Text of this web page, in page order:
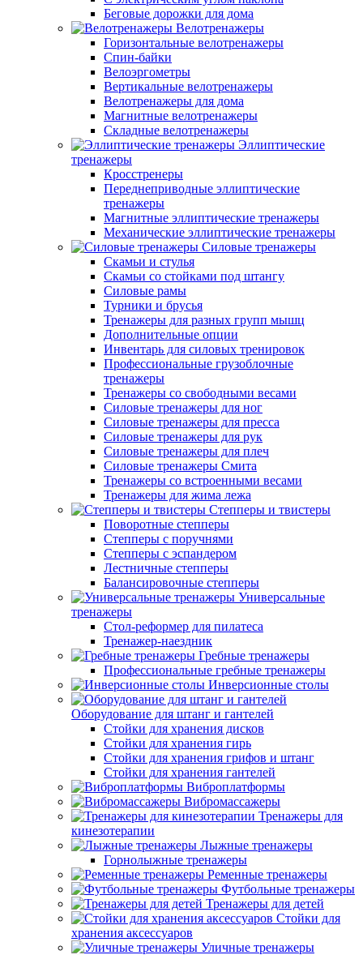
Беговые дорожки для дома
Велотренажеры
Горизонтальные велотренажеры
Спин-байки
Велоэргометры
Вертикальные велотренажеры
Велотренажеры для дома
Магнитные велотренажеры
Складные велотренажеры
Эллиптические
тренажеры
Кросстренеры
Переднеприводные эллиптические
тренажеры
Магнитные эллиптические тренажеры
Механические эллиптические тренажеры
Силовые тренажеры
Скамьи и стулья
Скамьи со стойками под штангу
Силовые рамы
Турники и брусья
Тренажеры для разных групп мышц
Дополнительные опции
Инвентарь для силовых тренировок
Профессиональные грузоблочные
тренажеры
Тренажеры со свободными весами
Силовые тренажеры для ног
Силовые тренажеры для пресса
Силовые тренажеры для рук
Силовые тренажеры для плеч
Силовые тренажеры Смита
Тренажеры со встроенными весами
Тренажеры для жима лежа
Степперы и твистеры
Поворотные степперы
Степперы с поручнями
Степперы с эспандером
Лестничные степперы
Балансировочные степперы
Универсальные
тренажеры
Стол-реформер для пилатеса
Тренажер-наездник
Гребные тренажеры
Профессиональные гребные тренажеры
Инверсионные столы
Оборудование для штанг и гантелей
Стойки для хранения дисков
Стойки для хранения гирь
Стойки для хранения грифов и штанг
Стойки для хранения гантелей
Виброплатформы
Вибромассажеры
Тренажеры для
кинезотерапии
Лыжные тренажеры
Горнолыжные тренажеры
Ременные тренажеры
Футбольные тренажеры
Тренажеры для детей
Стойки для
хранения аксессуаров
Уличные тренажеры